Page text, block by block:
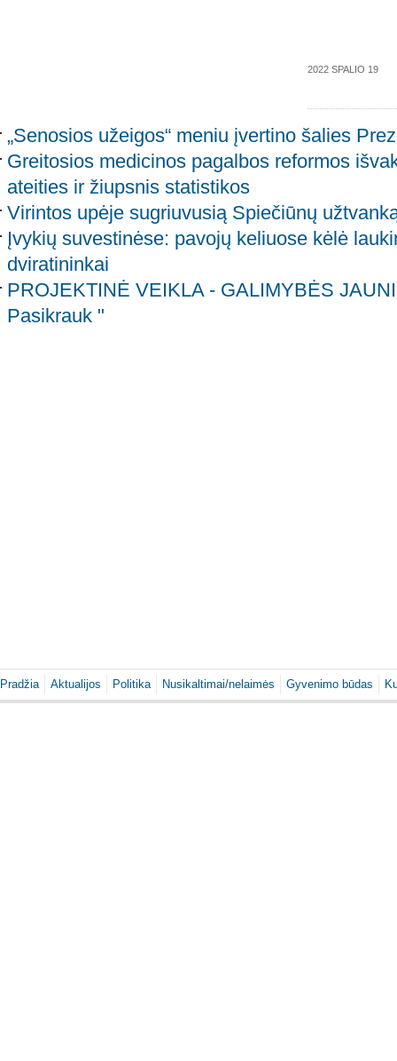
2022 SPALIO 19
„Senosios užeigos“ meniu įvertino šalies
Greitosios medicinos pagalbos reformos
ateities ir žiupsnis statistikos
Virintos upėje sugriuvusią Spiečiūnų
Įvykių suvestinėse: pavojų keliuose kėlė
dviratininkai
PROJEKTINĖ VEIKLA - GALIMYBĖS
Pasikrauk "
Pradžia Aktualijos Politika Nusikaltimai/nelaimės Gyvenimo būdas